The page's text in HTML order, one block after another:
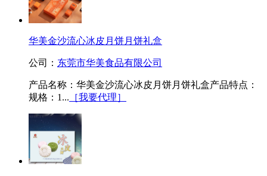
华美金沙流心冰皮月饼月饼礼盒
公司： 东莞市华美食品有限公司
产品名称：华美金沙流心冰皮月饼月饼礼盒产品特点：
规格：1... ［我要代理］